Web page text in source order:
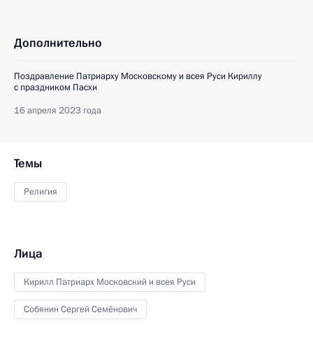
Дополнительно
Поздравление Патриарху Московскому и всея Руси Кириллу
с праздником Пасхи
16 апреля 2023 года
Темы
Религия
Лица
Кирилл Патриарх Московский и всея Руси
Собянин Сергей Семёнович